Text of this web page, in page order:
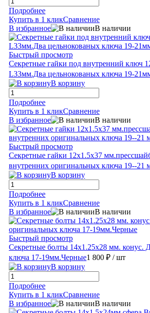
Подробнее
Купить в 1 кликСравнение
В избранное
В наличии
Быстрый просмотр
Секретные гайки под внутренний ключ
L33мм.Два цельнокованых ключа 19-
В корзину
Подробнее
Купить в 1 кликСравнение
В избранное
В наличии
Быстрый просмотр
Секретные гайки 12х1.5х37
внутренних оригинальных ключа 19--21
В корзину
Подробнее
Купить в 1 кликСравнение
В избранное
В наличии
Быстрый просмотр
Секретные болты 14х1.25х28 мм. конус.
ключа 17-19мм.Черные1 800 ₽ / шт
В корзину
Подробнее
Купить в 1 кликСравнение
В избранное
В наличии